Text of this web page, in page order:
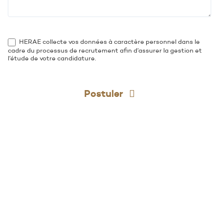
HERAE collecte vos données à caractère personnel dans le
cadre du processus de recrutement afin d’assurer la gestion et
l’étude de votre candidature.
Postuler